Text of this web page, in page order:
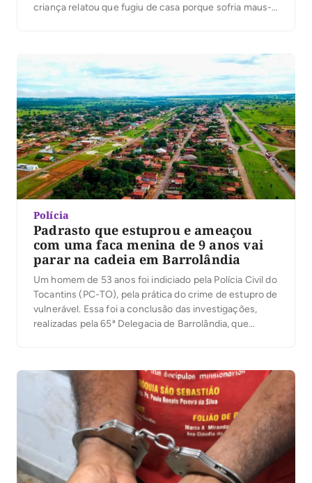
criança relatou que fugiu de casa porque sofria maus-
Polícia
Padrasto que estuprou e ameaçou
com uma faca menina de 9 anos vai
parar na cadeia em Barrolândia
Um homem de 53 anos foi indiciado pela Polícia Civil do
Tocantins (PC-TO), pela prática do crime de estupro de
vulnerável. Essa foi a conclusão das investigações,
realizadas pela 65ª Delegacia de Barrolândia, que
a fim de […]